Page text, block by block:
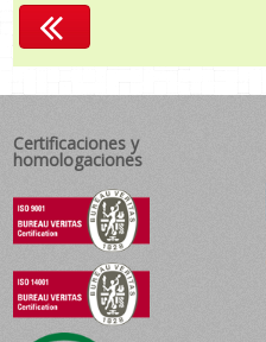
Certificaciones y
homologaciones